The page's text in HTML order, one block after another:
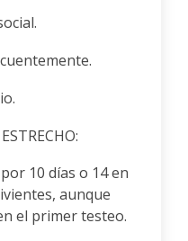
10 días o 14 en
aunque
el primer testeo.